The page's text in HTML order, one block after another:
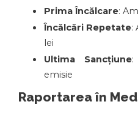
Prima Încălcare:
Încălcări Repetate:
lei
Ultima Sancțiune:
emisie
Raportarea în